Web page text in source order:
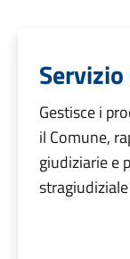
Gestisce i
il Comune,
giudiziarie e